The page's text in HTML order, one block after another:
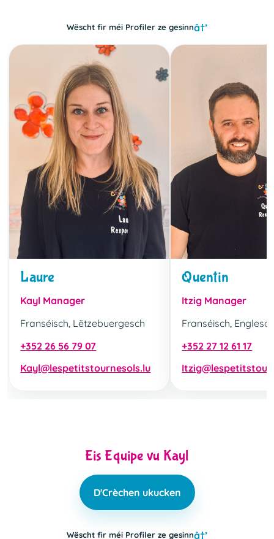
Wëscht fir méi Profiler ze gesinn
Laure
Kayl Manager
Franséisch, Lëtzebuergesch
+352 26 56 79 07
Kayl@lespetitstournesols.lu
Quentin
Itzig Manager
Franséisch,
+352 27 12 61 17
Eis Equipe vu Kayl
D'Crèchen ukucken
Wëscht fir méi Profiler ze gesinn